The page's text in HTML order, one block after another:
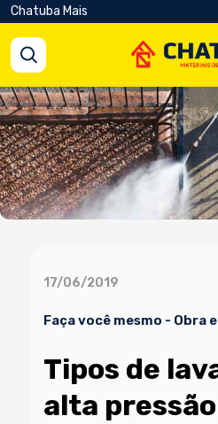
Chatuba Mais
17/06/2019
Faça você mesmo - Obra
Tipos de
alta